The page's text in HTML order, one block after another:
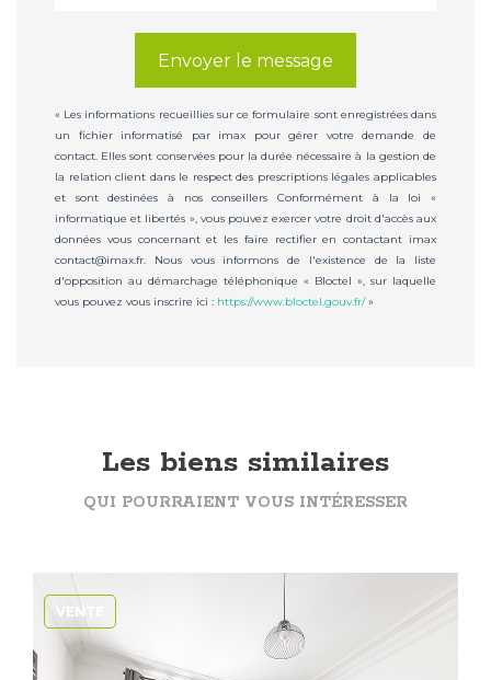
Envoyer le message
« Les informations recueillies sur ce formulaire sont enregistrées dans
un fichier informatisé par imax pour gérer votre demande de
contact. Elles sont conservées pour la durée nécessaire à la gestion de
la relation client dans le respect des prescriptions légales applicables
et sont destinées à nos conseillers Conformément à la loi «
informatique et libertés », vous pouvez exercer votre droit d'accès aux
données vous concernant et les faire rectifier en contactant imax
contact@imax.fr. Nous vous informons de l'existence de la liste
d'opposition au démarchage téléphonique « Bloctel », sur laquelle
vous pouvez vous inscrire ici : https://www.bloctel.gouv.fr/»
Les biens similaires
QUI POURRAIENT VOUS INTÉRESSER
VENTE